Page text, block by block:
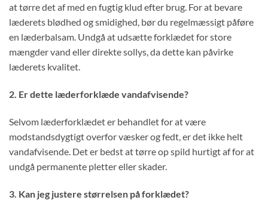
at tørre det af med en fugtig klud efter brug. For at bevare
læderets blødhed og smidighed, bør du regelmæssigt påføre
en læderbalsam. Undgå at udsætte forklædet for store
mængder vand eller direkte sollys, da dette kan påvirke
læderets kvalitet.
2. Er dette læderforklæde vandafvisende?
Selvom læderforklædet er behandlet for at være
modstandsdygtigt overfor væsker og fedt, er det ikke helt
vandafvisende. Det er bedst at tørre op spild hurtigt af for at
undgå permanente pletter eller skader.
3. Kan jeg justere størrelsen på forklædet?